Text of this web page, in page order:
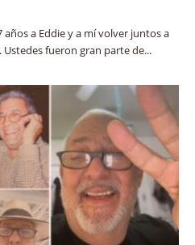
años a Eddie y a mí volver juntos a
Ustedes fueron gran parte de...